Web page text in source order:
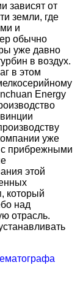
зависят от
земли, где
и
обычно
уже давно
в воздух.
в этом
Energy
уже
с прибрежными
этой
который
над
отрасль.